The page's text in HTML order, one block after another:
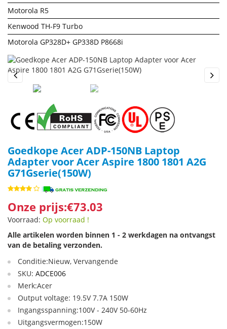
Motorola R5
Kenwood TH-F9 Turbo
Motorola GP328D+ GP338D P8668i
Previous
Goedkope Acer ADP-150NB Laptop
Adapter voor Acer Aspire 1800 1801 A2G
G71Gserie(150W)
Onze prijs:€73.03
Voorraad: Op voorraad !
Alle artikelen worden binnen 1 - 2 werkdagen na ontvangst
van de betaling verzonden.
Conditie:Nieuw, Vervangende
SKU: ADCE006
Merk:Acer
Output voltage: 19.5V 7.7A 150W
Ingangsspanning:100V - 240V 50-60Hz
Uitgangsvermogen:150W